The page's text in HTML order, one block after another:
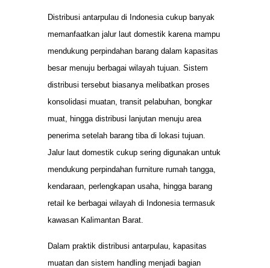
Distribusi antarpulau di Indonesia cukup banyak
memanfaatkan jalur laut domestik karena mampu
mendukung perpindahan barang dalam kapasitas
besar menuju berbagai wilayah tujuan. Sistem
distribusi tersebut biasanya melibatkan proses
konsolidasi muatan, transit pelabuhan, bongkar
muat, hingga distribusi lanjutan menuju area
penerima setelah barang tiba di lokasi tujuan.
Jalur laut domestik cukup sering digunakan untuk
mendukung perpindahan furniture rumah tangga,
kendaraan, perlengkapan usaha, hingga barang
retail ke berbagai wilayah di Indonesia termasuk
kawasan Kalimantan Barat.
Dalam praktik distribusi antarpulau, kapasitas
muatan dan sistem handling menjadi bagian